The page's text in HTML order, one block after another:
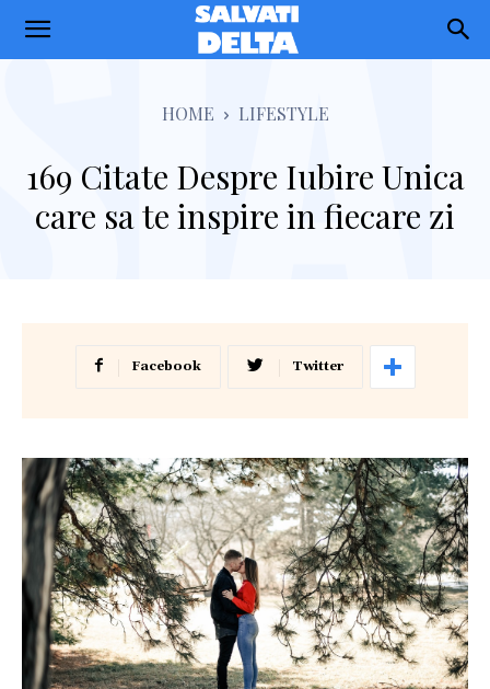
Salvati
HOME LIFESTYLE
169 Citate Despre Iubire Unica
care sa te inspire in fiecare zi
Facebook Twitter